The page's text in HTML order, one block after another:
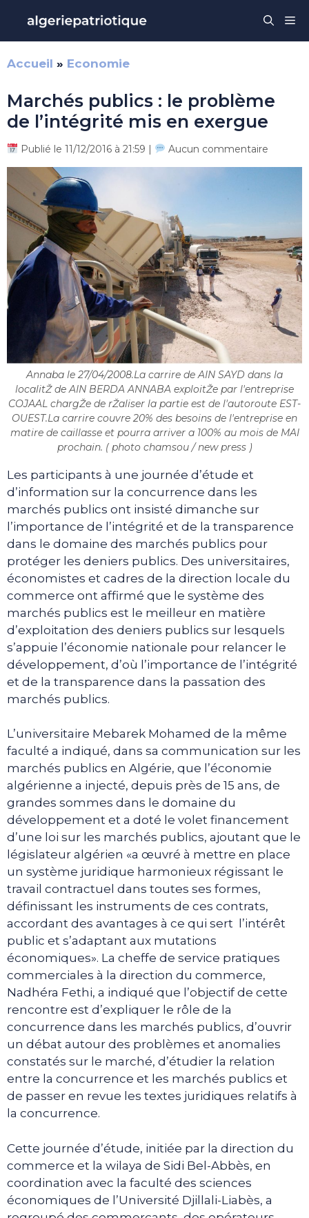
contenu
Accueil » Economie
Marchés publics : le problème
de l’intégrité mis en exergue
Publié le 11/12/2016 à 21:59 | Aucun commentaire
Annaba le 27/04/2008.La carrire de AIN SAYD dans la
localitŽ de AIN BERDA ANNABA exploitŽe par l'entreprise
COJAAL chargŽe de rŽaliser la partie est de l'autoroute EST-
OUEST.La carrire couvre 20% des besoins de l'entreprise en
matire de caillasse et pourra arriver a 100% au mois de MAI
prochain. ( photo chamsou / new press )
Les participants à une journée d’étude et
d’information sur la concurrence dans les
marchés publics ont insisté dimanche sur
l’importance de l’intégrité et de la transparence
dans le domaine des marchés publics pour
protéger les deniers publics. Des universitaires,
économistes et cadres de la direction locale du
commerce ont affirmé que le système des
marchés publics est le meilleur en matière
d’exploitation des deniers publics sur lesquels
s’appuie l’économie nationale pour relancer le
développement, d’où l’importance de l’intégrité
et de la transparence dans la passation des
marchés publics.
L’universitaire Mebarek Mohamed de la même
faculté a indiqué, dans sa communication sur les
marchés publics en Algérie, que l’économie
algérienne a injecté, depuis près de 15 ans, de
grandes sommes dans le domaine du
développement et a doté le volet financement
d’une loi sur les marchés publics, ajoutant que le
législateur algérien «a œuvré à mettre en place
un système juridique harmonieux régissant le
travail contractuel dans toutes ses formes,
définissant les instruments de ces contrats,
accordant des avantages à ce qui sert l’intérêt
public et s’adaptant aux mutations
économiques». La cheffe de service pratiques
commerciales à la direction du commerce,
Nadhéra Fethi, a indiqué que l’objectif de cette
rencontre est d’expliquer le rôle de la
concurrence dans les marchés publics, d’ouvrir
un débat autour des problèmes et anomalies
constatés sur le marché, d’étudier la relation
entre la concurrence et les marchés publics et
de passer en revue les textes juridiques relatifs à
la concurrence.
Cette journée d’étude, initiée par la direction du
commerce et la wilaya de Sidi Bel-Abbès, en
coordination avec la faculté des sciences
économiques de l’Université Djillali-Liabès, a